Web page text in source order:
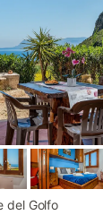
salon z
del Golfo